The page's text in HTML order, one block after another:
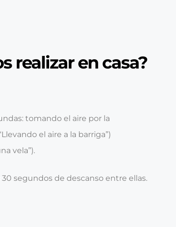
realizar en casa?
tomando el aire por la
el aire a la barriga”)
vela”).
segundos de descanso entre ellas.